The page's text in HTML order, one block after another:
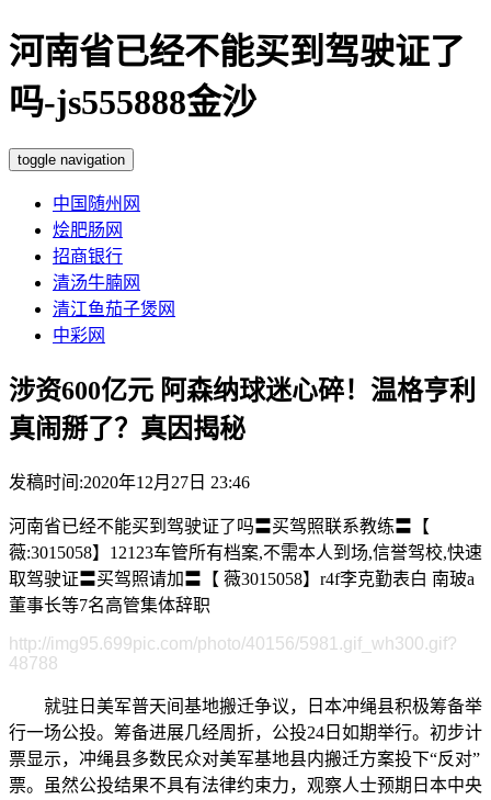
河南省已经不能买到驾驶证了
吗-js555888金沙
toggle navigation
中国随州网
烩肥肠网
招商银行
清汤牛腩网
清江鱼茄子煲网
中彩网
涉资600亿元 阿森纳球迷心碎！温格亨利
真闹掰了？真因揭秘
发稿时间:2020年12月27日 23:46
河南省已经不能买到驾驶证了吗〓买驾照联系教练〓【
薇:3015058】12123车管所有档案,不需本人到场,信誉驾校,快速
取驾驶证〓买驾照请加〓【 薇3015058】r4f李克勤表白 南玻a
董事长等7名高管集体辞职
http://img95.699pic.com/photo/40156/5981.gif_wh300.gif?
48788
就驻日美军普天间基地搬迁争议，日本冲绳县积极筹备举
行一场公投。筹备进展几经周折，公投24日如期举行。初步计
票显示，冲绳县多数民众对美军基地县内搬迁方案投下“反对”
票。虽然公投结果不具有法律约束力，观察人士预期日本中央